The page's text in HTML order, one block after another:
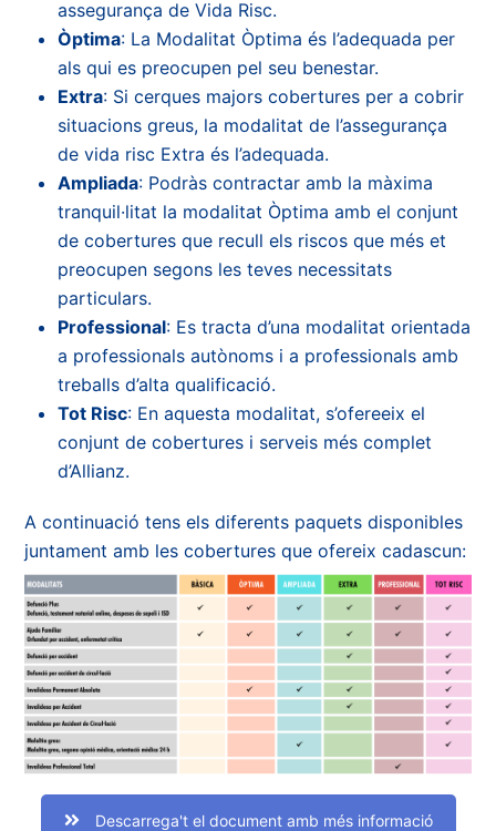
assegurança de Vida Risc.
Òptima: La Modalitat Òptima és l’adequada per
als qui es preocupen pel seu benestar.
Extra: Si cerques majors cobertures per a cobrir
situacions greus, la modalitat de l’assegurança
de vida risc Extra és l’adequada.
Ampliada: Podràs contractar amb la màxima
tranquil·litat la modalitat Òptima amb el conjunt
de cobertures que recull els riscos que més et
preocupen segons les teves necessitats
particulars.
Professional: Es tracta d’una modalitat orientada
a professionals autònoms i a professionals amb
treballs d’alta qualificació.
Tot Risc: En aquesta modalitat, s’ofereeix el
conjunt de cobertures i serveis més complet
d’Allianz.
A continuació tens els diferents paquets disponibles
juntament amb les cobertures que ofereix cadascun:
Descarrega't el document amb més informació